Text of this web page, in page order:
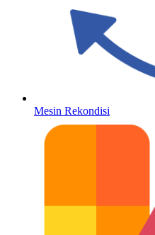
Mesin Rekondisi